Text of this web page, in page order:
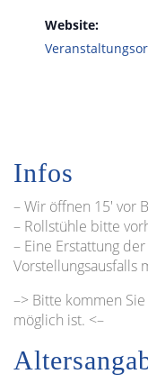
Website:
Infos
– Wir öffnen 15′ vor
– Rollstühle bitte
– Eine Erstattung
Vorstellungsausfalls
–> Bitte kommen
möglich ist. <–